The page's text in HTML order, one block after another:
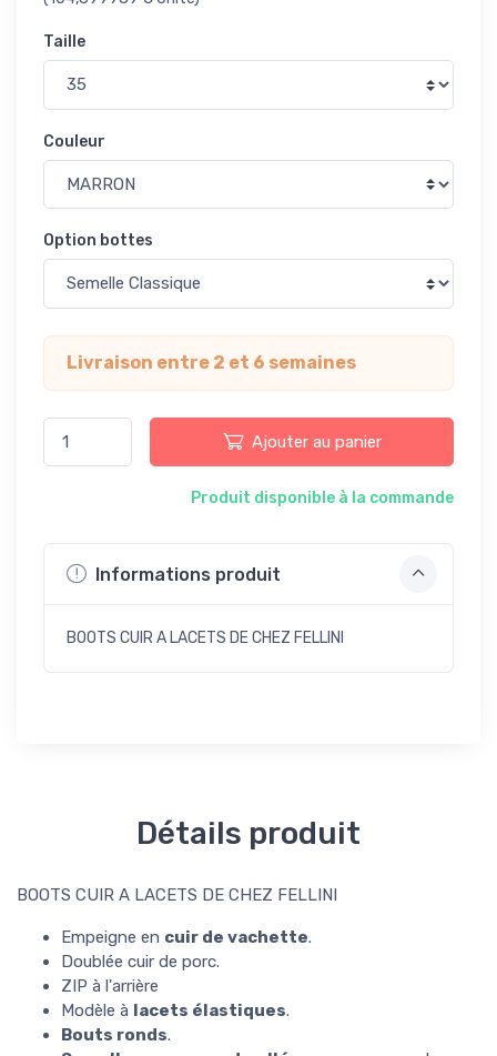
Taille
Couleur
Option bottes
Livraison entre 2 et 6 semaines
Ajouter au panier
Produit disponible à la commande
Informations produit
BOOTS CUIR A LACETS DE CHEZ FELLINI
Détails produit
BOOTS CUIR A LACETS DE CHEZ FELLINI
Empeigne en cuir de vachette.
Doublée cuir de porc.
ZIP à l'arrière
Modèle à lacets élastiques.
Bouts ronds.